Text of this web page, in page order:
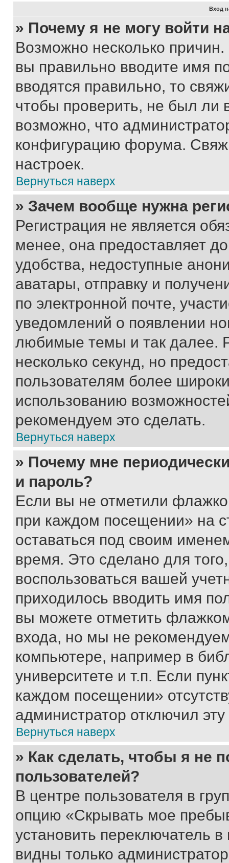
Вход
» Почему я не могу войти
Возможно несколько
вы правильно вводите имя
вводятся правильно, то
чтобы проверить, не был ли
возможно, что
конфигурацию форума.
настроек.
Вернуться наверх
» Зачем вообще нужна
Регистрация не является
менее, она предоставляет
удобства, недоступные
аватары, отправку и
по электронной почте,
уведомлений о появлении
любимые темы и так далее.
несколько секунд, но
пользователям более
использованию
рекомендуем это сделать.
Вернуться наверх
» Почему мне
и пароль?
Если вы не отметили
при каждом посещении» на
оставаться под своим
время. Это сделано для
воспользоваться вашей
приходилось вводить имя
вы можете отметить
входа, но мы не
компьютере, например в
университете и т.п. Если
каждом посещении»
администратор отключил
Вернуться наверх
» Как сделать, чтобы я не
пользователей?
В центре пользователя в
опцию «Скрывать мое
установить переключатель
видны только